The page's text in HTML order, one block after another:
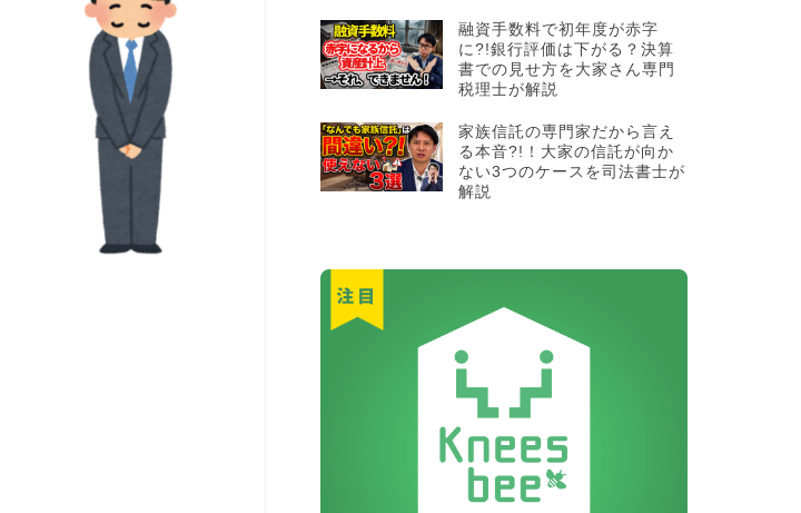
融資手数料で初年度が赤字
に?!銀行評価は下がる？決算
書での見せ方を大家さん専門
税理士が解説
家族信託の専門家だから言え
る本音?!！大家の信託が向か
ない3つのケースを司法書士が
解説